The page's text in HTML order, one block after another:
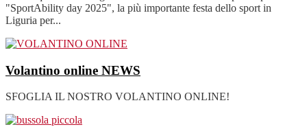
"SportAbility day 2025", la più importante festa dello sport in
Liguria per...
Volantino online NEWS
SFOGLIA IL NOSTRO VOLANTINO ONLINE!